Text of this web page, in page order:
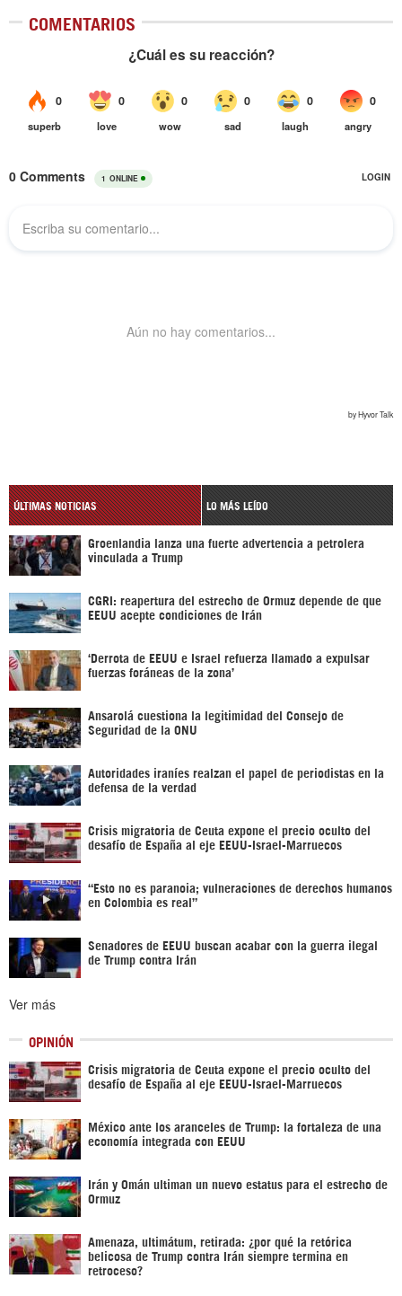
COMENTARIOS
ÚLTIMAS NOTICIAS LO MÁS LEÍDO
Groenlandia lanza una fuerte advertencia a petrolera
vinculada a Trump
CGRI: reapertura del estrecho de Ormuz depende de que
EEUU acepte condiciones de Irán
‘Derrota de EEUU e Israel refuerza llamado a expulsar
fuerzas foráneas de la zona’
Ansarolá cuestiona la legitimidad del Consejo de
Seguridad de la ONU
Autoridades iraníes realzan el papel de periodistas en la
defensa de la verdad
Crisis migratoria de Ceuta expone el precio oculto del
desafío de España al eje EEUU-Israel-Marruecos
“Esto no es paranoia; vulneraciones de derechos humanos
en Colombia es real”
Senadores de EEUU buscan acabar con la guerra ilegal
de Trump contra Irán
Ver más
OPINIÓN
Crisis migratoria de Ceuta expone el precio oculto del
desafío de España al eje EEUU-Israel-Marruecos
México ante los aranceles de Trump: la fortaleza de una
economía integrada con EEUU
Irán y Omán ultiman un nuevo estatus para el estrecho de
Ormuz
Amenaza, ultimátum, retirada: ¿por qué la retórica
belicosa de Trump contra Irán siempre termina en
retroceso?